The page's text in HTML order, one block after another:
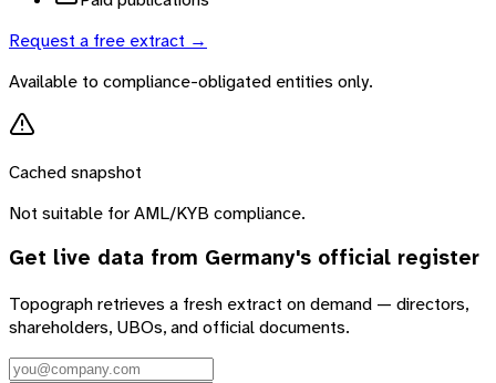
Request a free extract →
Available to compliance-obligated entities only.
Cached snapshot
Not suitable for AML/KYB compliance.
Get live data from Germany's official register
Topograph retrieves a fresh extract on demand — directors,
shareholders, UBOs, and official documents.